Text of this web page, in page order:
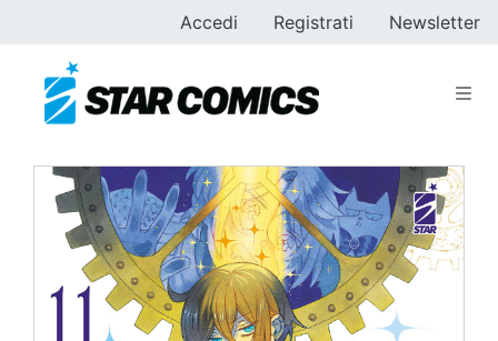
Accedi Registrati Newsletter